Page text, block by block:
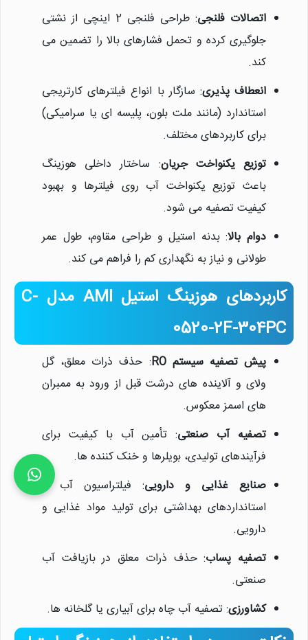
اتصالات فلنجی
: طراحی فلنجی 2 اینچی از نشتی
جلوگیری کرده و تحمل فشارهای بالا را تضمین می
کند.
انعطاف پذیری: سازگار با انواع فیلترهای کارتریجی
استاندارد (مانند ملت بلون، پلیسه ای یا سرامیکی)
برای کاربردهای مختلف.
توزیع یکنواخت جریان: ساختار داخلی هوزینگ
باعث توزیع یکنواخت آب روی فیلترها و بهبود
کیفیت تصفیه می شود.
دوام بالا: بدنه استیل و طراحی مقاوم، طول عمر
طولانی و نیاز به نگهداری کم را فراهم می کند.
کاربردهای هوزینگ استیل AMI مدل C-
0520-2F-304PC
پیش تصفیه سیستم RO
: حذف ذرات معلق، گل
ولای و آلاینده های درشت قبل از ورود به ممبران
های اسمز معکوس.
تصفیه آب صنعتی: تأمین آب با کیفیت برای
فرآیندهای تولیدی، بویلرها و خنک کننده ها.
صنایع غذایی و دارویی: فیلتراسیون آب با
استانداردهای بهداشتی برای تولید مواد غذایی و
دارویی.
تصفیه پساب: حذف ذرات معلق در بازیافت آب
صنعتی.
کشاورزی: تصفیه آب چاه برای آبیاری یا گلخانه ها.